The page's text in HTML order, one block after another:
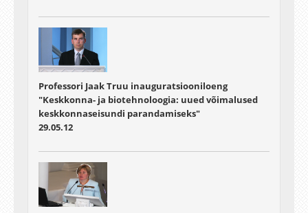
Professori Jaak Truu inauguratsiooniloeng
"Keskkonna- ja biotehnoloogia: uued võimalused
keskkonnaseisundi parandamiseks"
29.05.12